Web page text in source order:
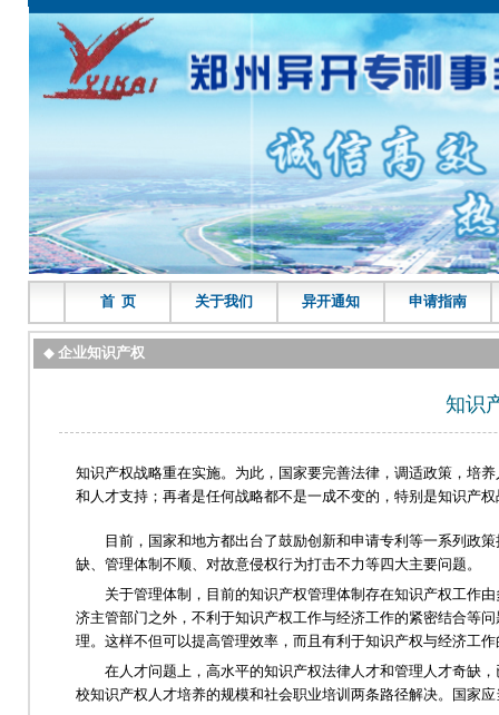
首 页 关于我们 异开通知 申请指南
◆ 企业知识产权
知识
知识产权战略重在实施。为此，国家要完善法律，调适政策，培
和人才支持；再者是任何战略都不是一成不变的，特别是知识产
目前，国家和地方都出台了鼓励创新和申请专利等一系列政策
缺、管理体制不顺、对故意侵权行为打击不力等四大主要问题。
关于管理体制，目前的知识产权管理体制存在知识产权工作由
济主管部门之外，不利于知识产权工作与经济工作的紧密结合等
理。这样不但可以提高管理效率，而且有利于知识产权与经济工
在人才问题上，高水平的知识产权法律人才和管理人才奇缺，
校知识产权人才培养的规模和社会职业培训两条路径解决。国家